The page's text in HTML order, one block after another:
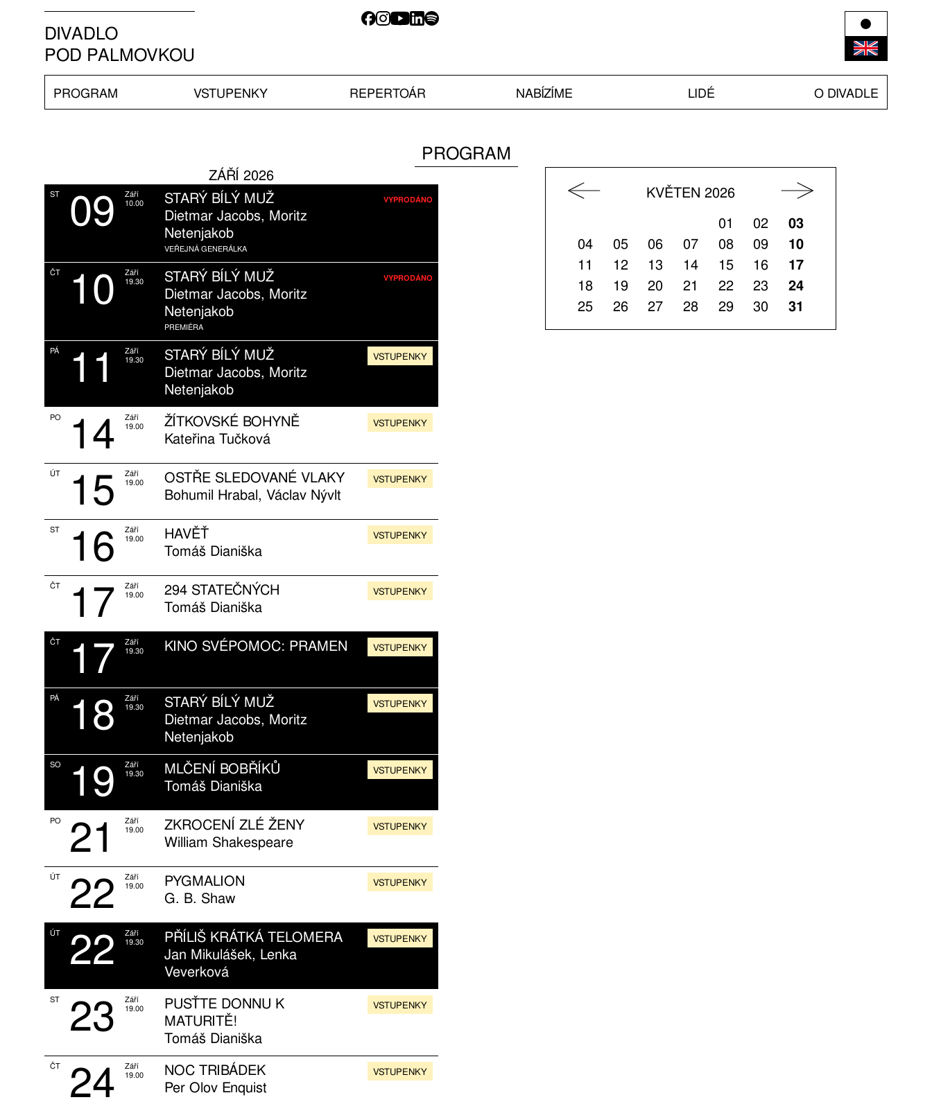
DIVADLO
POD PALMOVKOU
PROGRAM VSTUPENKY REPERTOÁR NABÍZÍME LIDÉ O DIVADLE
PROGRAM
ZÁŘÍ 2026
ST 09
Září
10.00
STARÝ BÍLÝ MUŽ
Dietmar Jacobs, Moritz
Netenjakob
VEŘEJNÁ GENERÁLKA
VYPRODÁNO
ČT 10
Září
19.30
STARÝ BÍLÝ MUŽ
Dietmar Jacobs, Moritz
Netenjakob
PREMIÉRA
VYPRODÁNO
PÁ 11
Září
19.30
STARÝ BÍLÝ MUŽ
Dietmar Jacobs, Moritz
Netenjakob
VSTUPENKY
PO 14
Září
19.00
ŽÍTKOVSKÉ BOHYNĚ
Kateřina Tučková
VSTUPENKY
ÚT 15
Září
19.00
OSTŘE SLEDOVANÉ VLAKY
Bohumil Hrabal, Václav Nývlt
VSTUPENKY
ST 16
Září
19.00
HAVĚŤ
Tomáš Dianiška
VSTUPENKY
ČT 17
Září
19.00
294 STATEČNÝCH
Tomáš Dianiška
VSTUPENKY
ČT 17
Září
19.30
KINO SVÉPOMOC: PRAMEN VSTUPENKY
PÁ 18
Září
19.30
STARÝ BÍLÝ MUŽ
Dietmar Jacobs, Moritz
Netenjakob
VSTUPENKY
SO 19
Září
19.30
MLČENÍ BOBŘÍKŮ
Tomáš Dianiška
VSTUPENKY
PO 21
Září
19.00
ZKROCENÍ ZLÉ ŽENY
William Shakespeare
VSTUPENKY
ÚT 22
Září
19.00
PYGMALION
G. B. Shaw
VSTUPENKY
ÚT 22
Září
19.30
PŘÍLIŠ KRÁTKÁ TELOMERA
Jan Mikulášek, Lenka
Veverková
VSTUPENKY
ST 23
Září
19.00
PUSŤTE DONNU K
MATURITĚ!
Tomáš Dianiška
VSTUPENKY
ČT 24
Září
19.00
NOC TRIBÁDEK
Per Olov Enquist
VSTUPENKY
KVĚTEN 2026
01
02
03
04
05 06 07 08 09
10
11
12 13 14 15 16
17
18
19 20 21 22 23
24
25
26 27 28 29 30 31